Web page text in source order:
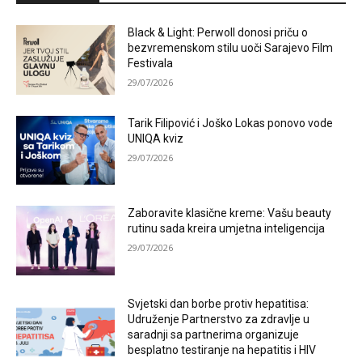
Black & Light: Perwoll donosi priču o
bezvremenskom stilu uoči Sarajevo Film
Festivala
29/07/2026
Tarik Filipović i Joško Lokas ponovo vode
UNIQA kviz
29/07/2026
Zaboravite klasične kreme: Vašu beauty
rutinu sada kreira umjetna inteligencija
29/07/2026
Svjetski dan borbe protiv hepatitisa:
Udruženje Partnerstvo za zdravlje u
saradnji sa partnerima organizuje
besplatno testiranje na hepatitis i HIV